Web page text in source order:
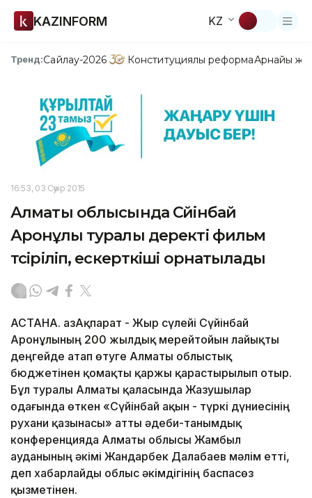
KAZINFORM KZ
Тренд:Сайлау-2026 Конституциялық реформаАрнайы
16:53, 03 Сәуір 2015
Алматы облысында Сүйінбай
Аронұлы туралы деректі фильм
түсіріліп, ескерткіші орнатылады
АСТАНА. ҚазАқпарат - Жыр сүлейі Сүйінбай
Аронұлының 200 жылдық мерейтойын лайықты
деңгейде атап өтуге Алматы облыстық
бюджетінен қомақты қаржы қарастырылып отыр.
Бұл туралы Алматы қаласында Жазушылар
одағында өткен «Сүйінбай ақын - түркі дүниесінің
рухани қазынасы» атты әдеби-танымдық
конференцияда Алматы облысы Жамбыл
ауданының әкімі Жандарбек Далабаев мәлім етті,
деп хабарлайды облыс әкімдігінің баспасөз
қызметінен.